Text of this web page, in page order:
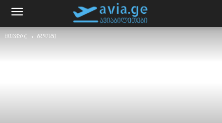
მთავარი ბლოგი